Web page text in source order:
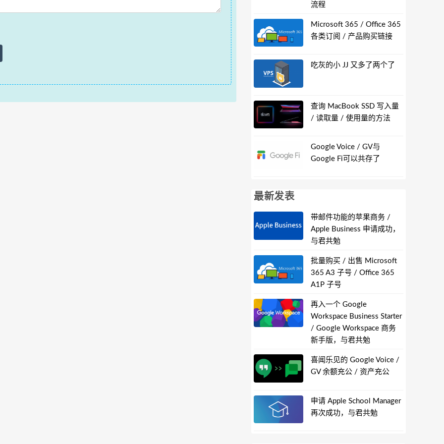
流程
Microsoft 365 / Office 365
各类订阅 / 产品购买链接
吃灰的小 JJ 又多了两个了
查询 MacBook SSD 写入量
/ 读取量 / 使用量的方法
Google Voice / GV与
Google Fi可以共存了
最新发表
带邮件功能的苹果商务 /
Apple Business 申请成功，
与君共勉
批量购买 / 出售 Microsoft
365 A3 子号 / Office 365
A1P 子号
再入一个 Google
Workspace Business Starter
/ Google Workspace 商务
新手版，与君共勉
喜闻乐见的 Google Voice /
GV 余额充公 / 资产充公
申请 Apple School Manager
再次成功，与君共勉